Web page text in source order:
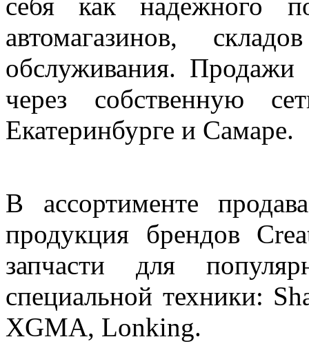
автомагазинов,
обслуживания. Продажи
через собственную
Екатеринбурге и Самаре.
В ассортименте
продукция брендов
запчасти для
специальной техники:
XGMA, Lonking.